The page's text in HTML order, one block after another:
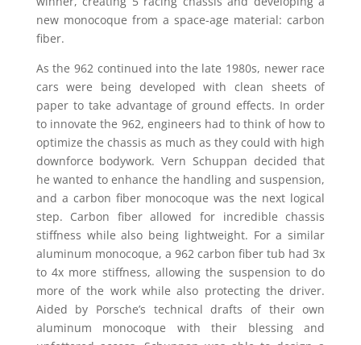
new monocoque from a space-age material: carbon
fiber.
As the 962 continued into the late 1980s, newer race
cars were being developed with clean sheets of
paper to take advantage of ground effects. In order
to innovate the 962, engineers had to think of how to
optimize the chassis as much as they could with high
downforce bodywork. Vern Schuppan decided that
he wanted to enhance the handling and suspension,
and a carbon fiber monocoque was the next logical
step. Carbon fiber allowed for incredible chassis
stiffness while also being lightweight. For a similar
aluminum monocoque, a 962 carbon fiber tub had 3x
to 4x more stiffness, allowing the suspension to do
more of the work while also protecting the driver.
Aided by Porsche’s technical drafts of their own
aluminum monocoque with their blessing and